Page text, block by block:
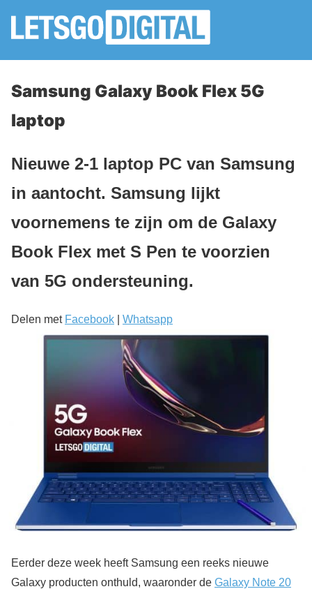
Samsung Galaxy Book Flex 5G
laptop
Nieuwe 2-1 laptop PC van Samsung
in aantocht. Samsung lijkt
voornemens te zijn om de Galaxy
Book Flex met S Pen te voorzien
van 5G ondersteuning.
Delen met Facebook Whatsapp
Eerder deze week heeft Samsung een reeks nieuwe
Galaxy producten onthuld, waaronder de Galaxy Note 20